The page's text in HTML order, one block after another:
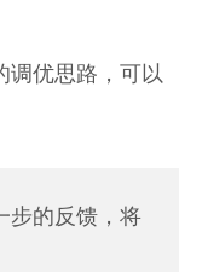
调优思路，可以
步的反馈，将